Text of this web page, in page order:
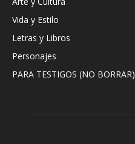
Vida y Estilo
Letras y Libros
Personajes
PARA TESTIGOS (NO BORRAR)